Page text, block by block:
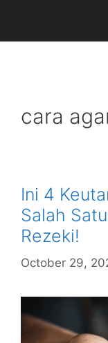
content
cara
Ini 4
Salah
Rezeki!
October 29,